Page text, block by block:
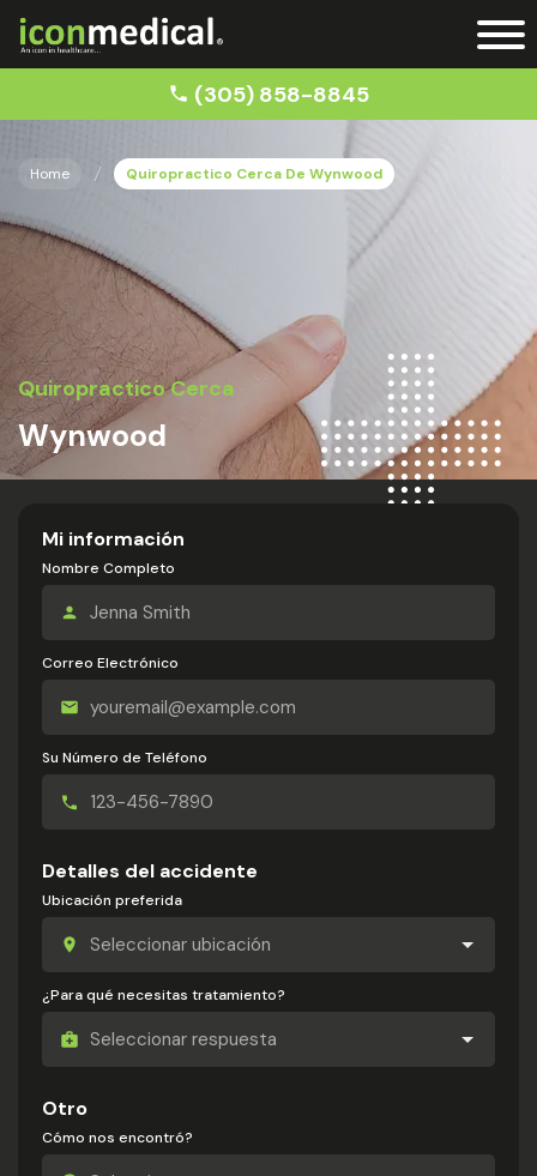
(305) 858-8845
Home Quiropractico Cerca De Wynwood
Quiropractico Cerca
Wynwood
Mi información
Nombre Completo
Correo Electrónico
Su Número de Teléfono
Detalles del accidente
Ubicación preferida
¿Para qué necesitas tratamiento?
Otro
Cómo nos encontró?